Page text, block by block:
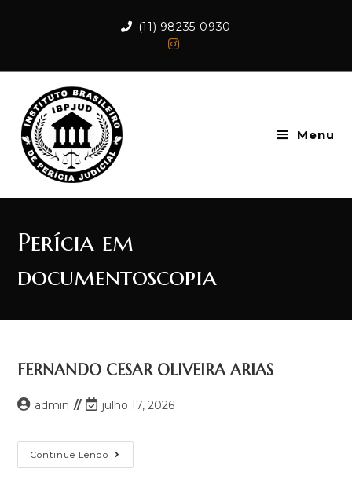
(11) 98235-0930
Menu
Perícia em
documentoscopia
FERNANDO CESAR OLIVEIRA ARIAS
admin julho 17, 2026
Continue Lendo